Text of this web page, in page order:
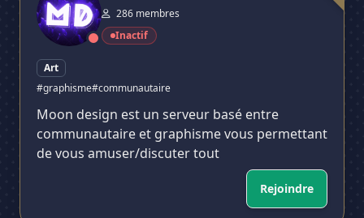
286 membres
Inactif
Art
#graphisme#communautaire
Moon design est un serveur basé entre
communautaire et graphisme vous permettant
de vous amuser/discuter tout
Rejoindre